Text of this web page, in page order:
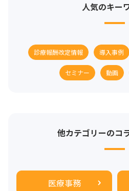
人気のキー
診療報酬改定情報 導入事例
セミナー 動画
他カテゴリーのコ
医療事務